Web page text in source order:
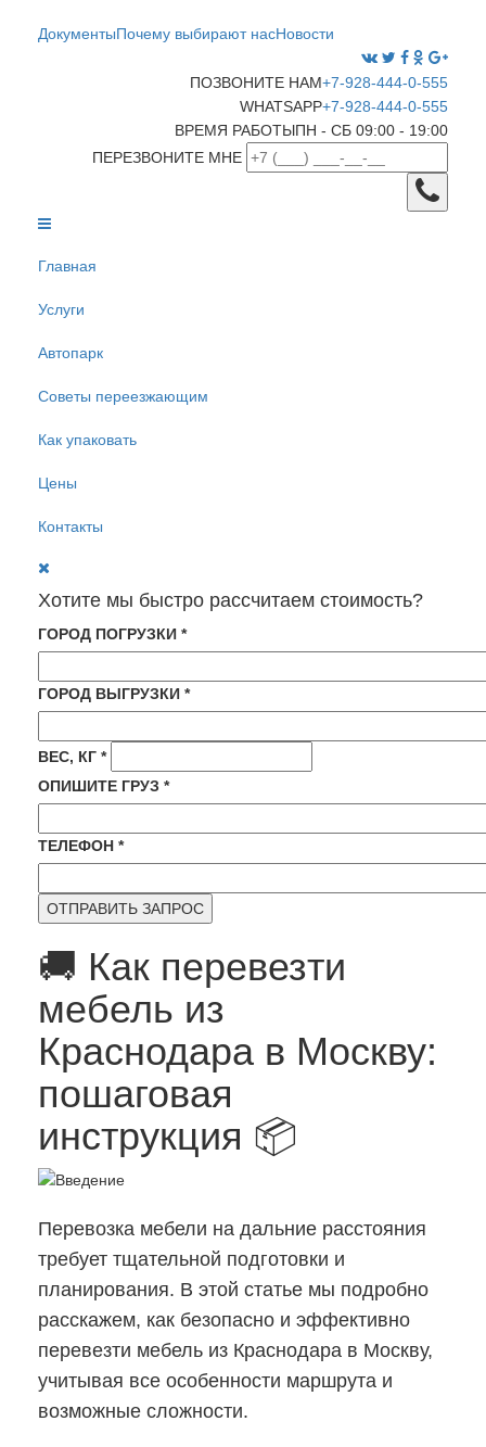
ДокументыПочему выбирают насНовости
ПОЗВОНИТЕ НАМ+7-928-444-0-555
WHATSAPP+7-928-444-0-555
ВРЕМЯ РАБОТЫПН - СБ 09:00 - 19:00
ПЕРЕЗВОНИТЕ МНЕ
Главная
Услуги
Автопарк
Советы переезжающим
Как упаковать
Цены
Контакты
Хотите мы быстро рассчитаем стоимость?
ГОРОД ПОГРУЗКИ *
ГОРОД ВЫГРУЗКИ *
ВЕС, КГ *
ОПИШИТЕ ГРУЗ *
ТЕЛЕФОН *
🚚 Как перевезти
мебель из
Краснодара в Москву:
пошаговая
инструкция 📦
Перевозка мебели на дальние расстояния
требует тщательной подготовки и
планирования. В этой статье мы подробно
расскажем, как безопасно и эффективно
перевезти мебель из Краснодара в Москву,
учитывая все особенности маршрута и
возможные сложности.